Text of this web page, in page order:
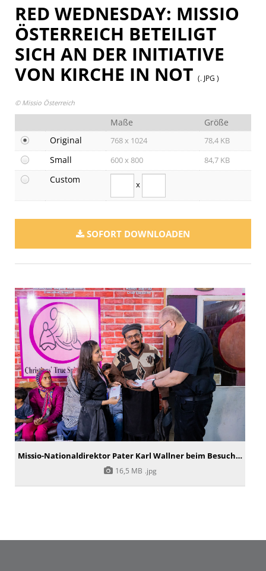
RED WEDNESDAY: MISSIO
ÖSTERREICH BETEILIGT
SICH AN DER INITIATIVE
VON KIRCHE IN NOT (. JPG )
© Missio Österreich
Maße
Größe
Original
768 x 1024 78,4 KB
Small 600 x 800 84,7 KB
Custom x
SOFORT DOWNLOADEN
Missio-Nationaldirektor Pater Karl Wallner beim Besuch der Organisation "Christian True Spirit" in Pakistan
16,5 MB .jpg